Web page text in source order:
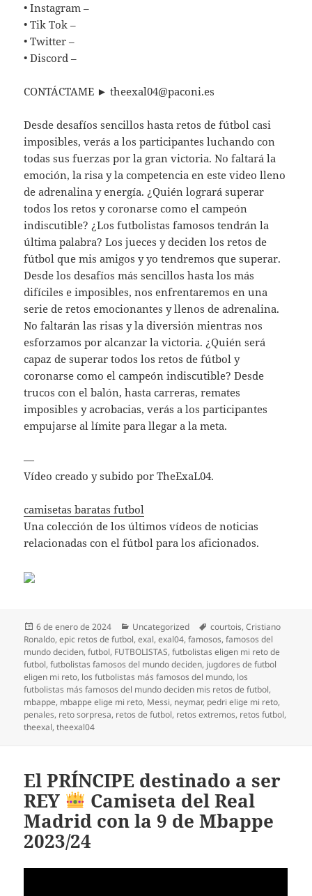
• Instagram –
• Tik Tok –
• Twitter –
• Discord –
CONTÁCTAME ►theexal04@paconi.es
Desde desafíos sencillos hasta retos de fútbol casi
imposibles, verás a los participantes luchando con
todas sus fuerzas por la gran victoria. No faltará la
emoción, la risa y la competencia en este video lleno
de adrenalina y energía. ¿Quién logrará superar
todos los retos y coronarse como el campeón
indiscutible? ¿Los futbolistas famosos tendrán la
última palabra? Los jueces y deciden los retos de
fútbol que mis amigos y yo tendremos que superar.
Desde los desafíos más sencillos hasta los más
difíciles e imposibles, nos enfrentaremos en una
serie de retos emocionantes y llenos de adrenalina.
No faltarán las risas y la diversión mientras nos
esforzamos por alcanzar la victoria. ¿Quién será
capaz de superar todos los retos de fútbol y
coronarse como el campeón indiscutible? Desde
trucos con el balón, hasta carreras, remates
imposibles y acrobacias, verás a los participantes
empujarse al límite para llegar a la meta.
—
Vídeo creado y subido por TheExaL04.
camisetas baratas futbol
Una colección de los últimos vídeos de noticias
relacionadas con el fútbol para los aficionados.
Publicado
el
6 de enero de 2024 Categorías
Uncategorized Etiquetas
courtois,Cristiano
Ronaldo,epic retos de futbol,exal,exal04,famosos,famosos del
mundo deciden,futbol, FUTBOLISTAS,futbolistas eligen mi reto de
futbol,futbolistas famosos del mundo deciden, jugdores de futbol
eligen mi reto, los futbolistas más famosos del mundo, los
futbolistas más famosos del mundo deciden mis retos de futbol,
mbappe, mbappe elige mi reto, Messi, neymar, pedri elige mi reto,
penales, reto sorpresa, retos de futbol, retos extremos, retos futbol,
theexal,theexal04
El PRÍNCIPE destinado a ser
REY
Camiseta del Real
Madrid con la 9 de Mbappe
2023/24